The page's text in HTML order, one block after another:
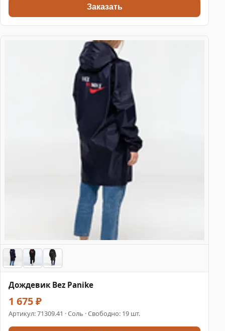
Заказать
Дождевик Bez Panike
1 675 ₽
Артикул:71309.41 · Соль · Свободно: 19 шт.